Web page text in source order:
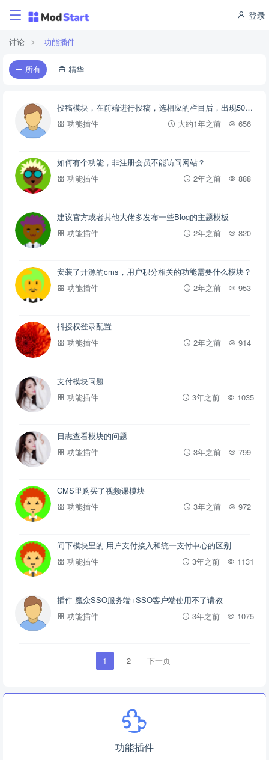
登录
讨论 功能插件
所有 精华
投稿模块，在前端进行投稿，选相应的栏目后，出现500错误
功能插件
大约1年之前 656
如何有个功能，非注册会员不能访问网站？
功能插件
2年之前 888
建议官方或者其他大佬多发布一些Blog的主题模板
功能插件
2年之前 820
安装了开源的cms，用户积分相关的功能需要什么模块？
功能插件
2年之前 953
抖授权登录配置
功能插件
2年之前 914
支付模块问题
功能插件
3年之前 1035
日志查看模块的问题
功能插件
3年之前 799
CMS里购买了视频课模块
功能插件
3年之前 972
问下模块里的 用户支付接入和统一支付中心的区别
功能插件
3年之前 1131
插件-魔众SSO服务端+SSO客户端使用不了请教
功能插件
3年之前 1075
1 2 下一页
功能插件